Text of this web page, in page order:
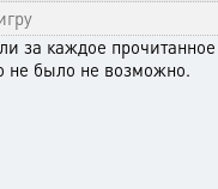
за каждое
не было не возможно.